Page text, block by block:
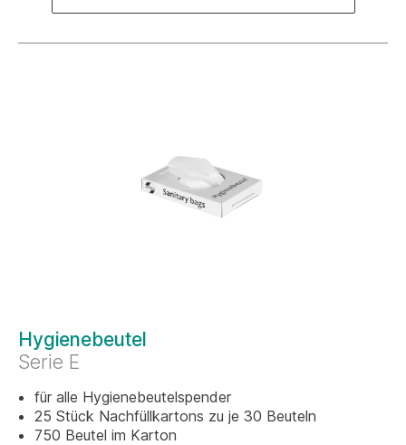
Hygienebeutel
Serie E
für alle Hygienebeutelspender
25 Stück Nachfüllkartons zu je 30 Beuteln
750 Beutel im Karton